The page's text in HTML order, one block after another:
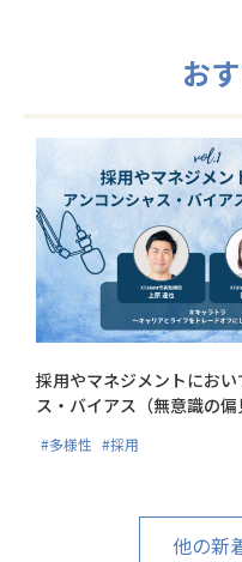
お
採用やマネジメントにおい
ス・バイアス（無意識の
#多様性 #採用
他の新